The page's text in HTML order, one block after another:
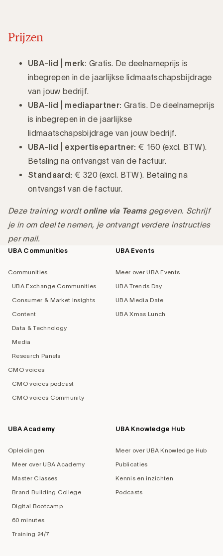
Prijzen
UBA-lid | merk: Gratis. De deelnameprijs is
inbegrepen in de jaarlijkse lidmaatschapsbijdrage
van jouw bedrijf.
UBA-lid
| mediapartner: Gratis. De deelnameprijs
is inbegrepen in de jaarlijkse
lidmaatschapsbijdrage van jouw bedrijf.
UBA-lid | expertisepartner: € 160 (excl. BTW).
Betaling na ontvangst van de factuur.
Standaard: € 320 (excl. BTW). Betaling na
ontvangst van de factuur.
Deze training wordtonline via Teamsgegeven. Schrijf
je in om deel te nemen, je ontvangt verdere instructies
per mail.
Footer
UBA Communities
Communities
UBA Exchange Communities
Consumer & Market Insights
Content
Data & Technology
Media
Research Panels
CMO voices
CMO voices podcast
CMO voices Community
UBA Events
Meer over UBA Events
UBA Trends Day
UBA Media Date
UBA Xmas Lunch
UBA Academy
Opleidingen
Meer over UBA Academy
Master Classes
Brand Building College
Digital Bootcamp
60 minutes
Training 24/7
UBA Knowledge Hub
Meer over UBA Knowledge Hub
Publicaties
Kennis en inzichten
Podcasts